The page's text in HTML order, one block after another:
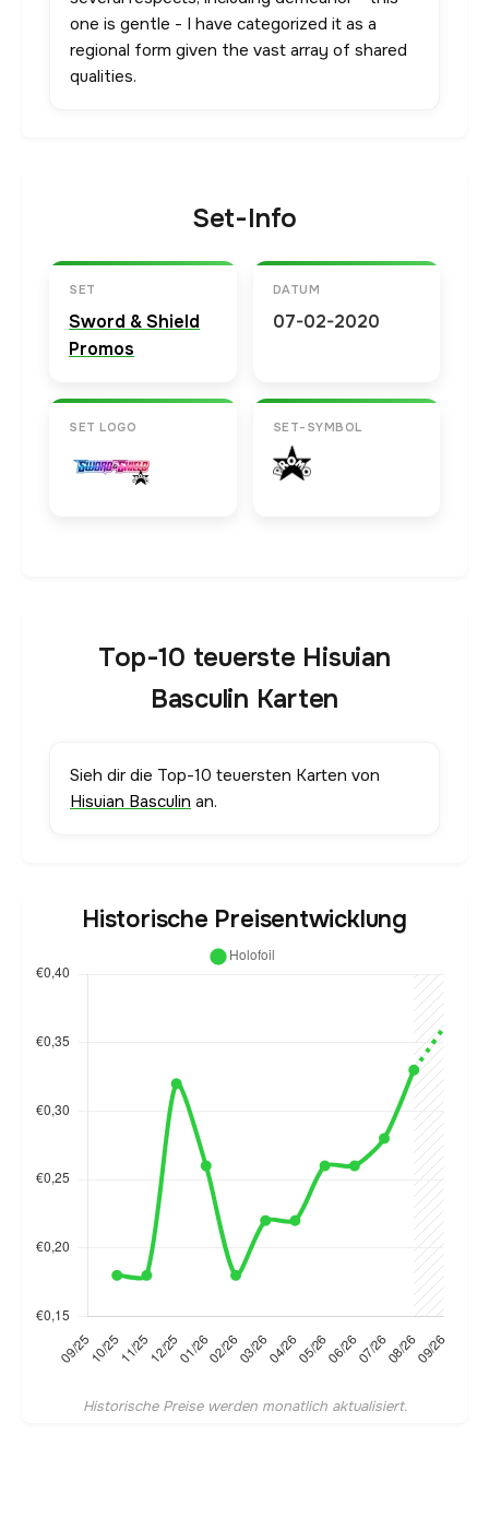
one is gentle - I have categorized it as a
regional form given the vast array of shared
qualities.
Set-Info
SET
Sword & Shield
Promos
DATUM
07-02-2020
SET LOGO SET-SYMBOL
Top-10 teuerste Hisuian
Basculin Karten
Sieh dir die Top-10 teuersten Karten von
Hisuian Basculin an.
Historische Preisentwicklung
Historische Preise werden monatlich aktualisiert.